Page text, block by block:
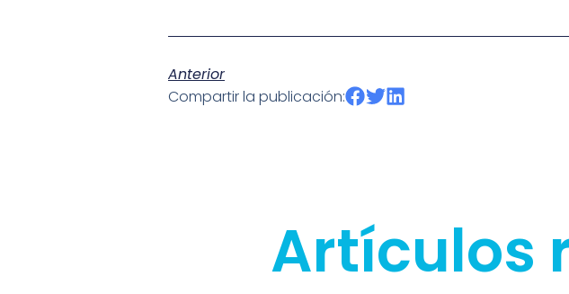
Anterior
Compartir la publicación:
Artículos